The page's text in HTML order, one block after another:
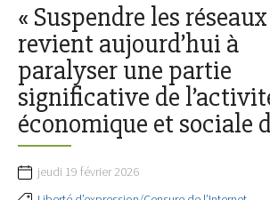
« Suspendre les réseaux
revient aujourd’hui à
paralyser une partie
significative de
économique et sociale
jeudi 19 février 2026